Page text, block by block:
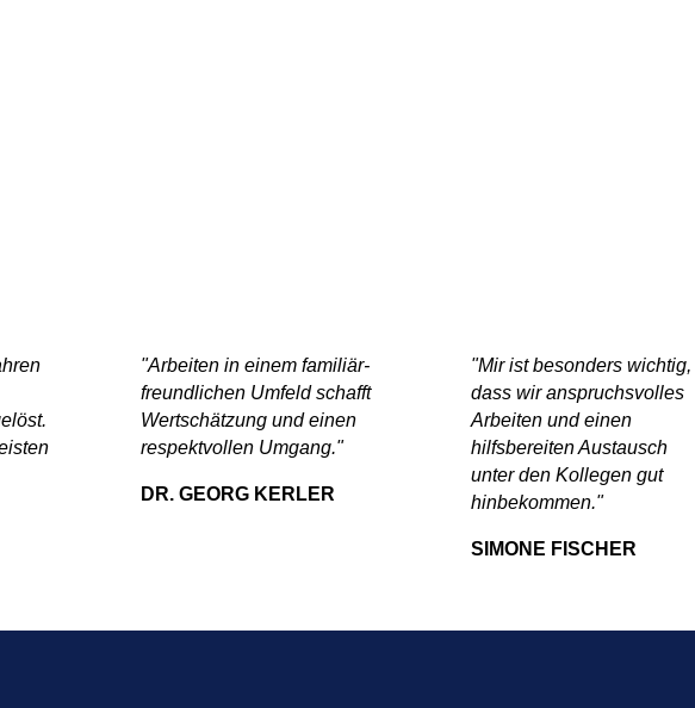
"Arbeiten in einem familiär-
freundlichen Umfeld schafft
Wertschätzung und einen
respektvollen Umgang."
DR. GEORG KERLER
"Mir ist besonders wichtig,
dass wir anspruchsvolles
Arbeiten und einen
hilfsbereiten Austausch
unter den Kollegen gut
hinbekommen."
SIMONE FISCHER